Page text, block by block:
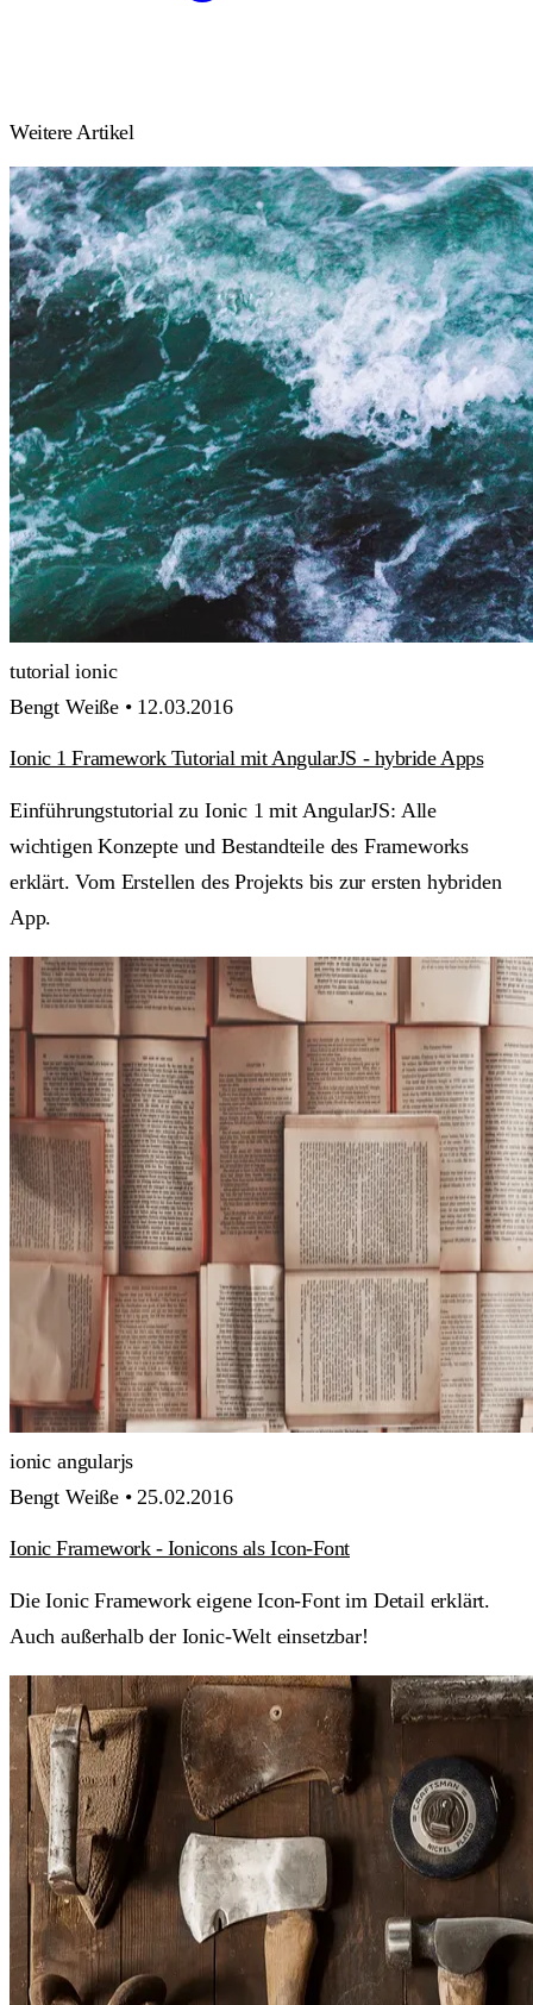
Weitere Artikel
tutorialionic
Bengt Weiße • 12.03.2016
Ionic 1 Framework Tutorial mit AngularJS - hybride Apps
Einführungstutorial zu Ionic 1 mit AngularJS: Alle
wichtigen Konzepte und Bestandteile des Frameworks
erklärt. Vom Erstellen des Projekts bis zur ersten hybriden
App.
ionic angularjs
Bengt Weiße •25.02.2016
Ionic Framework - Ionicons als Icon-Font
Die Ionic Framework eigene Icon-Font im Detail erklärt.
Auch außerhalb der Ionic-Welt einsetzbar!